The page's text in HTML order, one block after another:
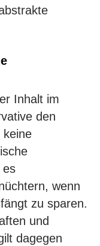
Inhalt im
den
keine
es
wenn
zu sparen.
und
dagegen